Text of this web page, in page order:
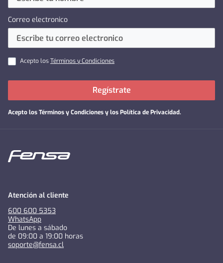
Correo electronico
Acepto losTérminos y Condiciones
Acepto losTérminos y Condiciones y los Política de Privacidad.
Regístrate
Atención al cliente
600 600 5353
WhatsApp
De lunes a sábado
de 09:00 a 19:00 horas
soporte@fensa.cl